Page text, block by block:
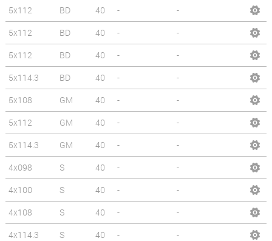
5x112
BD 40 -
-
5x112
BD 40 -
-
5x112
BD 40 -
-
5x114.3
BD 40 -
-
5x108
GM 40 -
-
5x112
GM 40 -
-
5x114.3
GM 40 -
-
4x098
S 40 -
-
4x100
S 40 -
-
4x108
S 40 -
-
4x114.3
S 40 -
-